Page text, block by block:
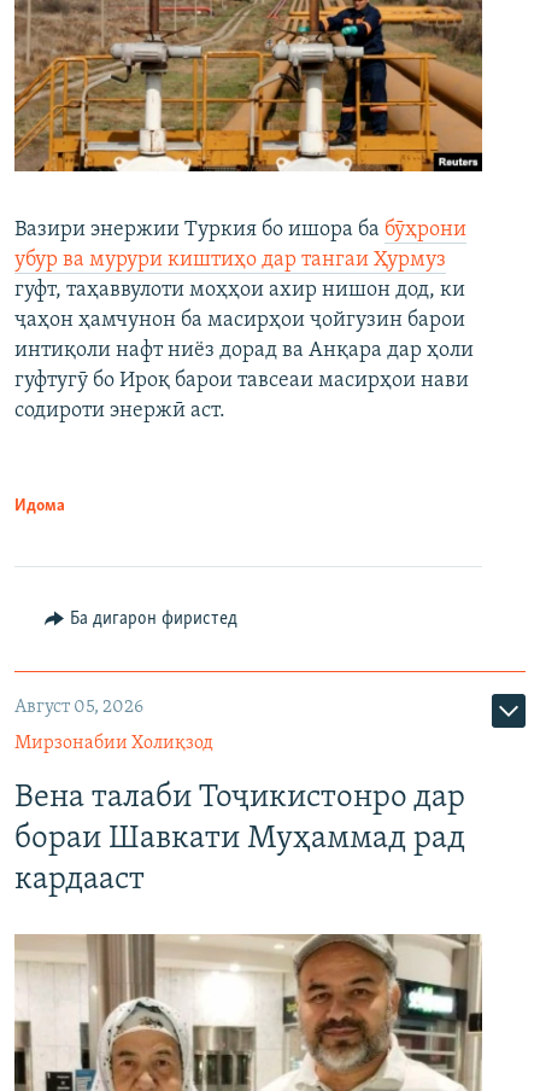
Вазири энержии Туркия бо ишора ба бӯҳрони
убур ва мурури киштиҳо дар тангаи Ҳурмуз
гуфт, таҳаввулоти моҳҳои ахир нишон дод, ки
ҷаҳон ҳамчунон ба масирҳои ҷойгузин барои
интиқоли нафт ниёз дорад ва Анқара дар ҳоли
гуфтугӯ бо Ироқ барои тавсеаи масирҳои нави
содироти энержӣ аст.
Идома
Ба дигарон фиристед
Август 05, 2026
Мирзонабии Холиқзод
Вена талаби Тоҷикистонро дар
бораи Шавкати Муҳаммад рад
кардааст